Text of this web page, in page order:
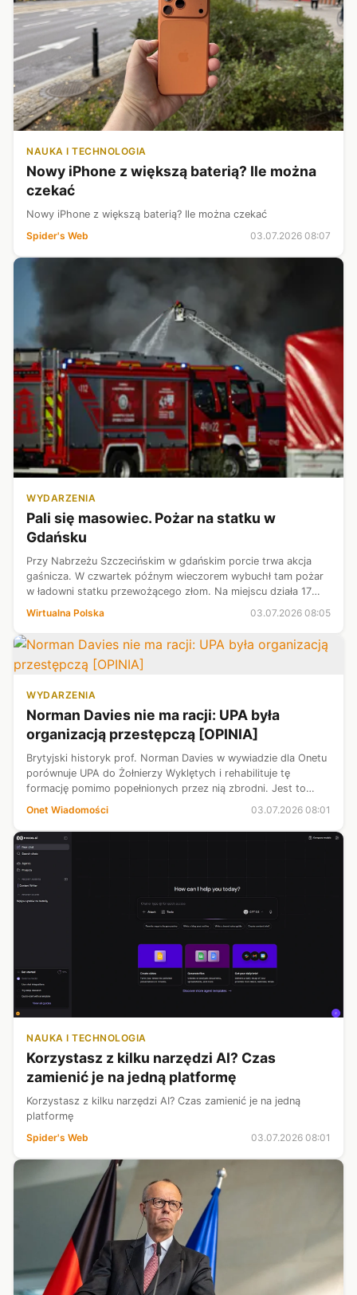
NAUKA I TECHNOLOGIA
Nowy iPhone z większą baterią? Ile można
czekać
Nowy iPhone z większą baterią? Ile można czekać
Spider's Web
03.07.2026 08:07
WYDARZENIA
Pali się masowiec. Pożar na statku w
Gdańsku
Przy Nabrzeżu Szczecińskim w gdańskim porcie trwa akcja
gaśnicza. W czwartek późnym wieczorem wybuchł tam pożar
w ładowni statku przewożącego złom. Na miejscu działa 17
Wirtualna Polska 03.07.2026 08:05
WYDARZENIA
Norman Davies nie ma racji: UPA była
organizacją przestępczą [OPINIA]
Brytyjski historyk prof. Norman Davies w wywiadzie dla Onetu
porównuje UPA do Żołnierzy Wyklętych i rehabilituje tę
formację pomimo popełnionych przez nią zbrodni. Jest to
niedopuszczalne zafałszowanie historii w imię współczesnej
Onet Wiadomości 03.07.2026 08:01
NAUKA I TECHNOLOGIA
Korzystasz z kilku narzędzi AI? Czas
zamienić je na jedną platformę
Korzystasz z kilku narzędzi AI? Czas zamienić je na jedną
platformę
Spider's Web
03.07.2026 08:01